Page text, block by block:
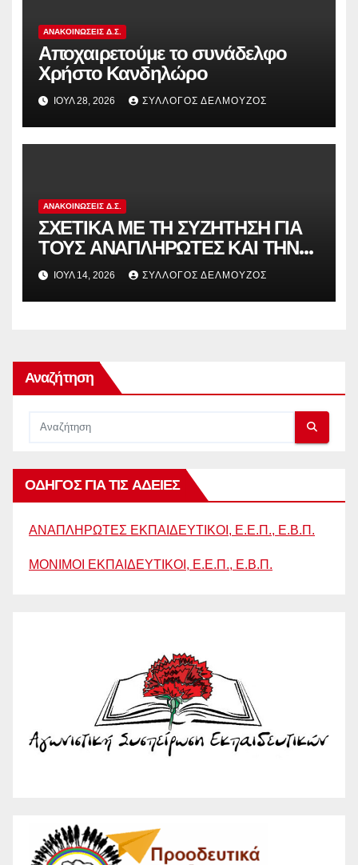
ΑΝΑΚΟΙΝΏΣΕΙΣ Δ.Σ.
Αποχαιρετούμε το συνάδελφο
Χρήστο Κανδηλώρο
ΙΟΎΛ 28, 2026 ΣΎΛΛΟΓΟΣ ΔΕΛΜΟΎΖΟΣ
ΑΝΑΚΟΙΝΏΣΕΙΣ Δ.Σ.
ΣΧΕΤΙΚΑ ΜΕ ΤΗ ΣΥΖΗΤΗΣΗ ΓΙΑ
ΤΟΥΣ ΑΝΑΠΛΗΡΩΤΕΣ ΚΑΙ ΤΗΝ
ΠΑΡΑΠΟΜΠΗ ΤΗΣ ΕΛΛΑΔΑΣ
ΣΤΟ ΕΥΡΩΠΑΪΚΟ ΔΙΚΑΣΤΗΡΙΟ
ΙΟΎΛ 14, 2026 ΣΎΛΛΟΓΟΣ ΔΕΛΜΟΎΖΟΣ
Αναζήτηση
ΟΔΗΓΟΣ ΓΙΑ ΤΙΣ ΑΔΕΙΕΣ
ΑΝΑΠΛΗΡΩΤΕΣ ΕΚΠΑΙΔΕΥΤΙΚΟΙ, Ε.Ε.Π., Ε.Β.Π.
ΜΟΝΙΜΟΙ ΕΚΠΑΙΔΕΥΤΙΚΟΙ, Ε.Ε.Π., Ε.Β.Π.